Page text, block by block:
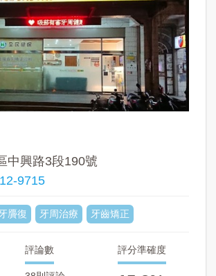
中興路3段190號
9715
贗復 牙周治療 牙齒矯正
評論數 評分準確度